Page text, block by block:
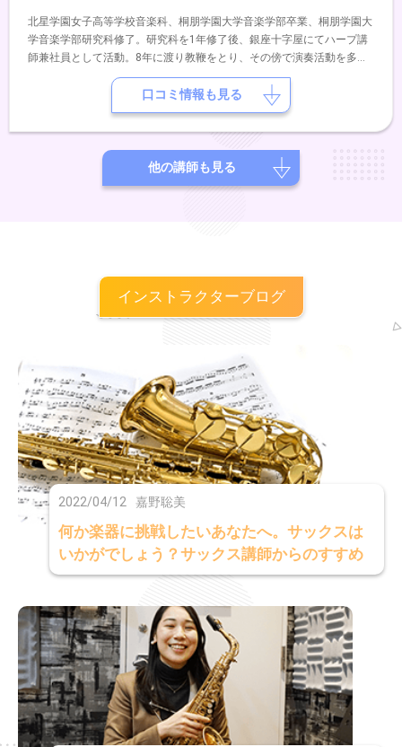
北星学園女子高等学校音楽科、桐朋学園大学音楽学部卒業、桐朋学園大
学音楽学部研究科修了。研究科を1年修了後、銀座十字屋にてハープ講
師兼社員として活動。8年に渡り教鞭をとり、その傍で演奏活動を多数
行う。新日本フィル、東京シティフィル、札幌交響楽団、ボローニャフ
ィル管弦楽団などオーケストラにてエキストラ演奏。公共施設でのゲス
ト出演。2016年に銀座十字屋ホールにてソロリサイタルを開催。大好
ェスティバルオーケストラのメンバーとして演奏。WHCワールドハー
プコングレスにて演奏。スイスにてハープマスターズマスタークラス修
口コミ情報も見る
他の講師も見る
インストラクターブログ
2022/04/12 嘉野聡美
何か楽器に挑戦したいあなたへ。サックスは
いかがでしょう？サックス講師からのすすめ